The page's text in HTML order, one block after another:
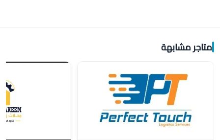
متاجر مشابهة